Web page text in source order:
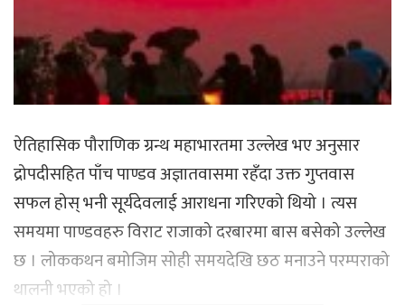
ऐतिहासिक पौराणिक ग्रन्थ महाभारतमा उल्लेख भए अनुसार
द्रोपदीसहित पाँच पाण्डव अज्ञातवासमा रहँदा उक्त गुप्तवास
सफल होस् भनी सूर्यदेवलाई आराधना गरिएको थियो । त्यस
समयमा पाण्डवहरु विराट राजाको दरबारमा बास बसेको उल्लेख
छ । लोककथन बमोजिम सोही समयदेखि छठ मनाउने परम्पराको
थालनी भएको हो ।